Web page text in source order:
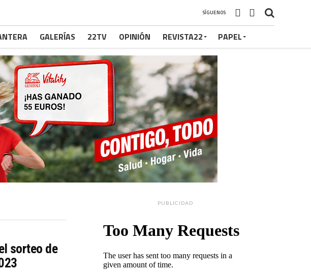
SÍGUENOS
GALERÍAS 22TV OPINIÓN REVISTA22 PAPEL
sorteo de
PUBLICIDAD